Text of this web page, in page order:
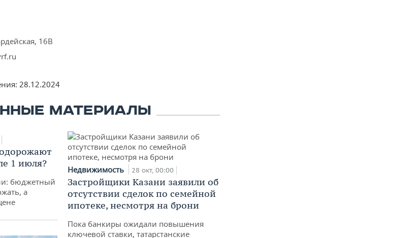
16В
28.12.2024
МАТЕРИАЛЫ
1 июля?
бюджетный
а
Недвижимость 28 окт, 00:00
Застройщики Казани заявили об
отсутствии сделок по семейной
ипотеке, несмотря на брони
Пока банкиры ожидали повышения
ключевой ставки, татарстанские